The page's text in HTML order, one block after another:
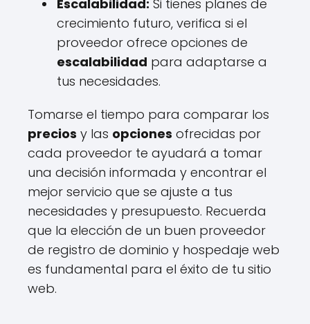
Escalabilidad: Si tienes planes de
crecimiento futuro, verifica si el
proveedor ofrece opciones de
escalabilidad para adaptarse a
tus necesidades.
Tomarse el tiempo para comparar los
precios y las opciones ofrecidas por
cada proveedor te ayudará a tomar
una decisión informada y encontrar el
mejor servicio que se ajuste a tus
necesidades y presupuesto. Recuerda
que la elección de un buen proveedor
de registro de dominio y hospedaje web
es fundamental para el éxito de tu sitio
web.